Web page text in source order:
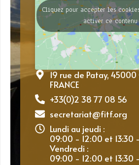
Cliquez pour accepter les
activer ce contenu
19 rue de Patay,
FRANCE
+33(0)2 38 77 08 56
secretariat@fitf.org
Lundi au jeudi :
09:00 - 12:00 et 13:30
Vendredi :
09:00 - 12:00 et 13:30